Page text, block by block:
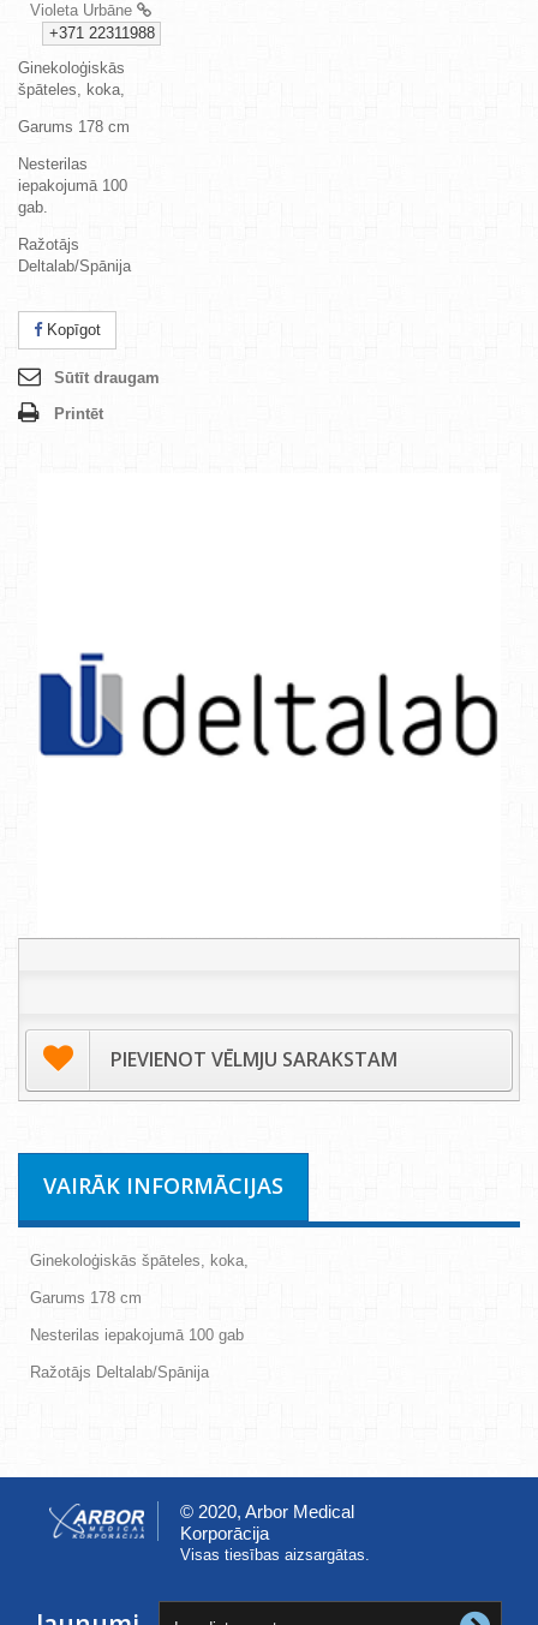
Violeta Urbāne
+371 22311988
Ginekoloģiskās
špāteles, koka,
Garums 178 cm
Nesterilas
iepakojumā 100
gab.
Ražotājs
Deltalab/Spānija
Kopīgot
Sūtīt draugam
Printēt
PIEVIENOT VĒLMJU SARAKSTAM
VAIRĀK INFORMĀCIJAS
Ginekoloģiskās špāteles, koka,
Garums 178 cm
Nesterilas iepakojumā 100 gab
Ražotājs Deltalab/Spānija
© 2020, Arbor Medical
Korporācija
Visas tiesības aizsargātas.